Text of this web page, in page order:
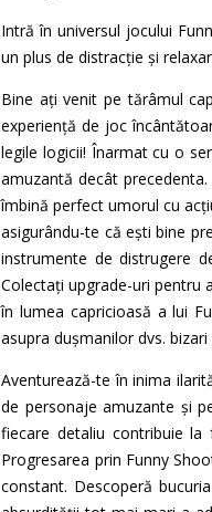
Intră în universul jocului
un plus de distracție și
Bine ați venit pe tărâmul
experiență de joc
legile logicii! Înarmat cu o
amuzantă decât
îmbină perfect umorul cu
asigurându-te că ești bine
instrumente de distrugere
Colectați upgrade-uri pentru
în lumea capricioasă a lui
asupra dușmanilor dvs. bizari
Aventurează-te în inima
de personaje amuzante și
fiecare detaliu contribuie la
Progresarea prin Funny
constant. Descoperă